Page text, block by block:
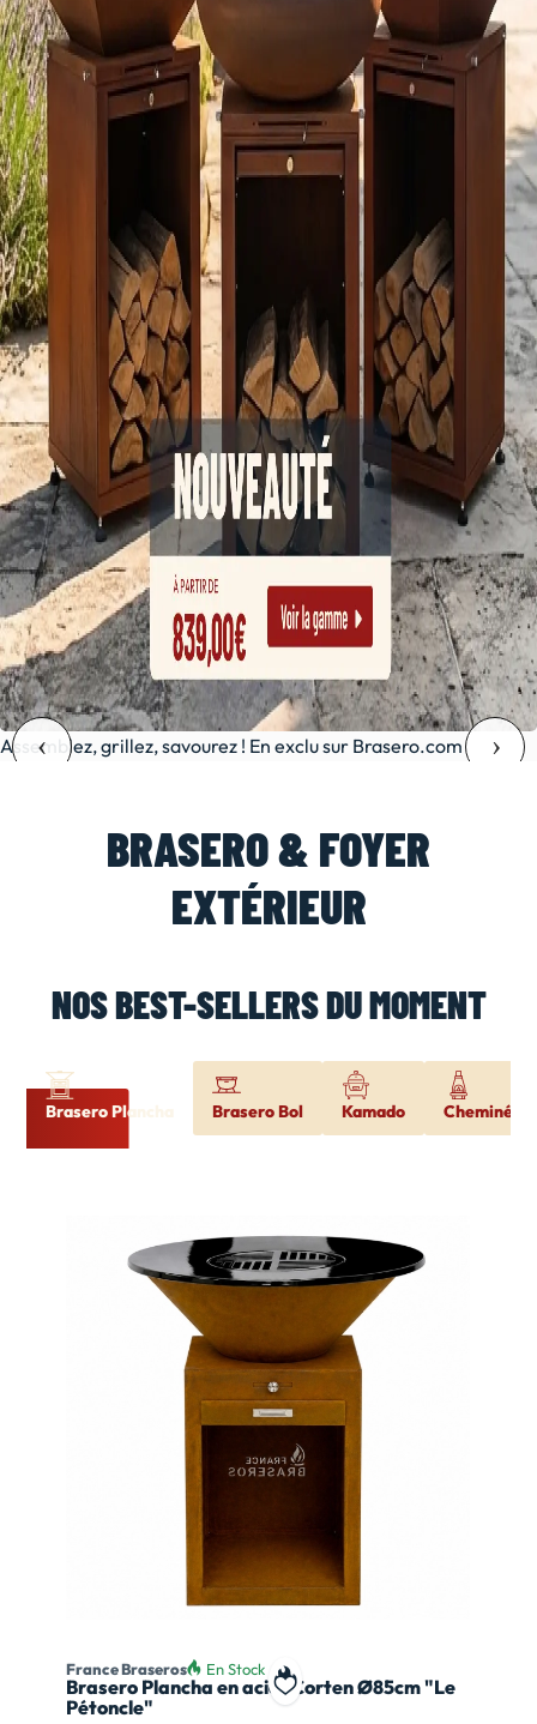
Assemblez, grillez, savourez ! En exclu sur Brasero.com
BRASERO & FOYER
EXTÉRIEUR
NOS BEST-SELLERS DU MOMENT
Brasero Plancha Brasero Bol Kamado Cheminée
Ajouter à ma liste de souhait
France Braseros En Stock
Brasero Plancha en acier Corten Ø85cm "Le
Pétoncle"